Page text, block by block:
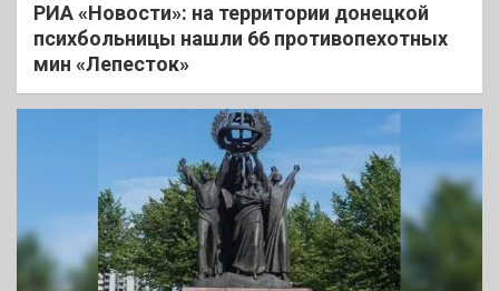
РИА «Новости»: на территории донецкой
психбольницы нашли 66 противопехотных
мин «Лепесток»